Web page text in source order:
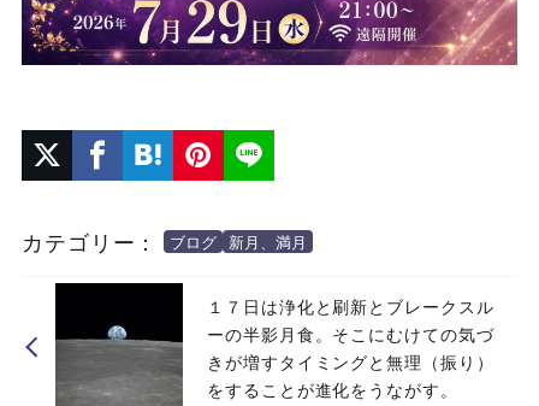
カテゴリー： ブログ 新月、満月
１７日は浄化と刷新とブレークスル
ーの半影月食。そこにむけての気づ
きが増すタイミングと無理（振り）
をすることが進化をうながす。